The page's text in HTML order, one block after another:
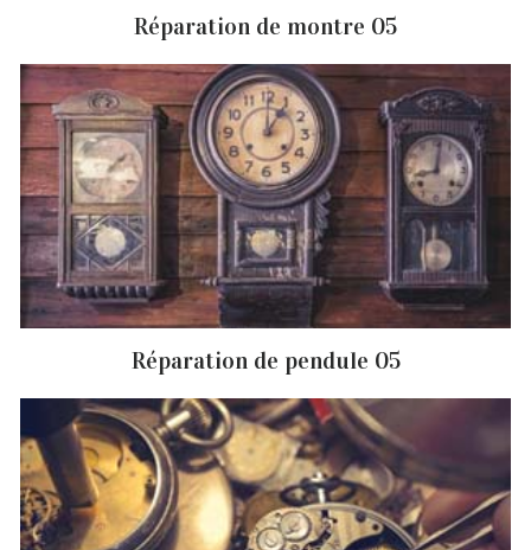
Réparation de montre 05
Réparation de pendule 05